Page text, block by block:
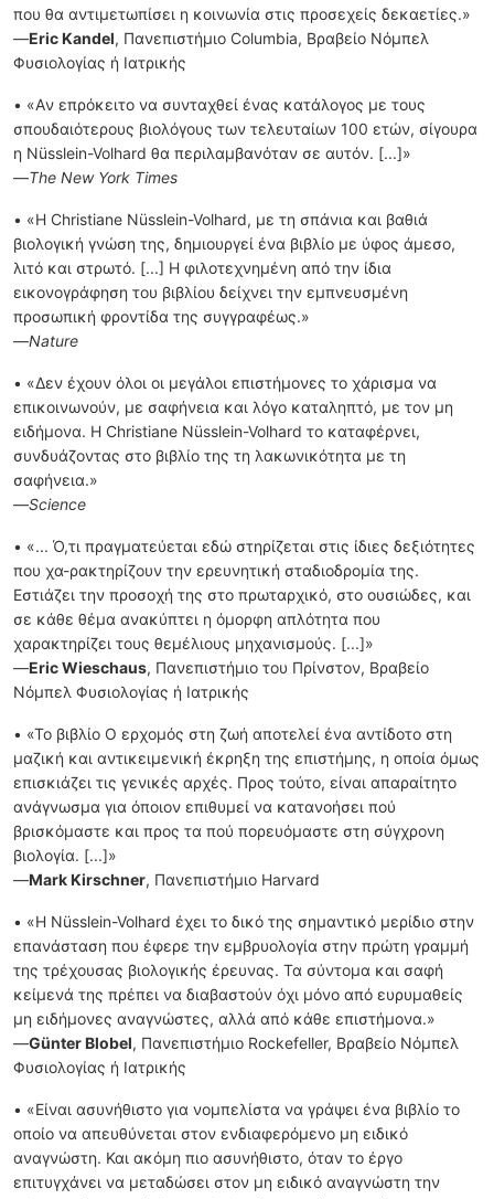
που θα αντιμετωπίσει η κοινωνία στις προσεχείς δεκαετίες.»
—Eric Kandel, Πανεπιστήμιο Columbia, Βραβείο Νόμπελ
Φυσιολογίας ή Ιατρικής
• «Aν επρόκειτο να συνταχθεί ένας κατάλογος με τους
σπουδαιότερους βιολόγους των τελευταίων 100 ετών, σίγουρα
η Nüsslein-Volhard θα περιλαμβανόταν σε αυτόν. [...]»
—The New York Times
• «Η Christiane Nüsslein-Volhard, με τη σπάνια και βαθιά
βιολογική γνώση της, δημιουργεί ένα βιβλίο με ύφος άμεσο,
λιτό και στρωτό. [...] Η φιλοτεχνημένη από την ίδια
εικονογράφηση του βιβλίου δείχνει την εμπνευσμένη
προσωπική φροντίδα της συγγραφέως.»
—Nature
• «Δεν έχουν όλοι οι μεγάλοι επιστήμονες το χάρισμα να
επικοινωνούν, με σαφήνεια και λόγο καταληπτό, με τον μη
ειδήμονα. Η Christiane Nüsslein-Volhard το καταφέρνει,
συνδυάζοντας στο βιβλίο της τη λακωνικότητα με τη
σαφήνεια.»
—Science
• «... Ό,τι πραγματεύεται εδώ στηρίζεται στις ίδιες δεξιότητες
που χα-ρακτηρίζουν την ερευνητική σταδιοδρομία της.
Εστιάζει την προσοχή της στο πρωταρχικό, στο ουσιώδες, και
σε κάθε θέμα ανακύπτει η όμορφη απλότητα που
χαρακτηρίζει τους θεμέλιους μηχανισμούς. [...]»
—Eric Wieschaus, Πανεπιστήμιο του Πρίνστον, Βραβείο
Νόμπελ Φυσιολογίας ή Ιατρικής
• «Το βιβλίο Ο ερχομός στη ζωή αποτελεί ένα αντίδοτο στη
μαζική και αντικειμενική έκρηξη της επιστήμης, η οποία όμως
επισκιάζει τις γενικές αρχές. Προς τούτο, είναι απαραίτητο
ανάγνωσμα για όποιον επιθυμεί να κατανοήσει πού
βρισκόμαστε και προς τα πού πορευόμαστε στη σύγχρονη
βιολογία. [...]»
―Mark Kirschner, Πανεπιστήμιο Harvard
• «Η Nüsslein-Volhard έχει το δικό της σημαντικό μερίδιο στην
επανάσταση που έφερε την εμβρυολογία στην πρώτη γραμμή
της τρέχουσας βιολογικής έρευνας. Τα σύντομα και σαφή
κείμενά της πρέπει να διαβαστούν όχι μόνο από ευρυμαθείς
μη ειδήμονες αναγνώστες, αλλά από κάθε επιστήμονα.»
—Günter Blobel, Πανεπιστήμιο Rockefeller, Βραβείο Νόμπελ
Φυσιολογίας ή Ιατρικής
• «Είναι ασυνήθιστο για νομπελίστα να γράψει ένα βιβλίο το
οποίο να απευθύνεται στον ενδιαφερόμενο μη ειδικό
αναγνώστη. Και ακόμη πιο ασυνήθιστο, όταν το έργο
επιτυγχάνει να μεταδώσει στον μη ειδικό αναγνώστη την